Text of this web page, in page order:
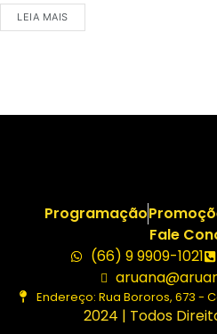
LEIA MAIS
Programação
Fale
(66) 9 9909-1021
Endereço: Rua Bororos, 673 -
2024 | Todos